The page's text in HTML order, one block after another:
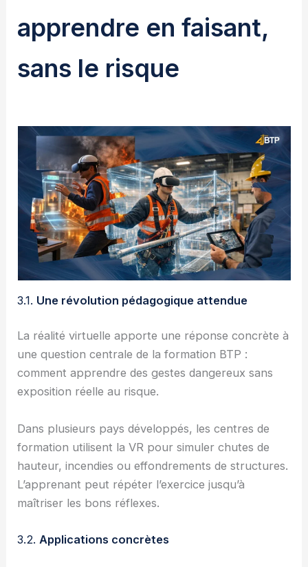
apprendre en faisant,
sans le risque
3.1. Une révolution pédagogique attendue
La réalité virtuelle apporte une réponse concrète à
une question centrale de la formation BTP :
comment apprendre des gestes dangereux sans
exposition réelle au risque.
Dans plusieurs pays développés, les centres de
formation utilisent la VR pour simuler chutes de
hauteur, incendies ou effondrements de structures.
L’apprenant peut répéter l’exercice jusqu’à
maîtriser les bons réflexes.
3.2. Applications concrètes